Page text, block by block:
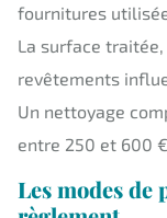
fournitures
La surface
revêtements
Un nettoyage
entre 250 et 600
Les modes de